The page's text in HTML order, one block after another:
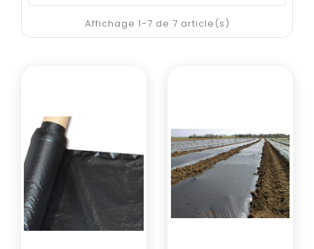
Affichage 1-7 de 7 article(s)